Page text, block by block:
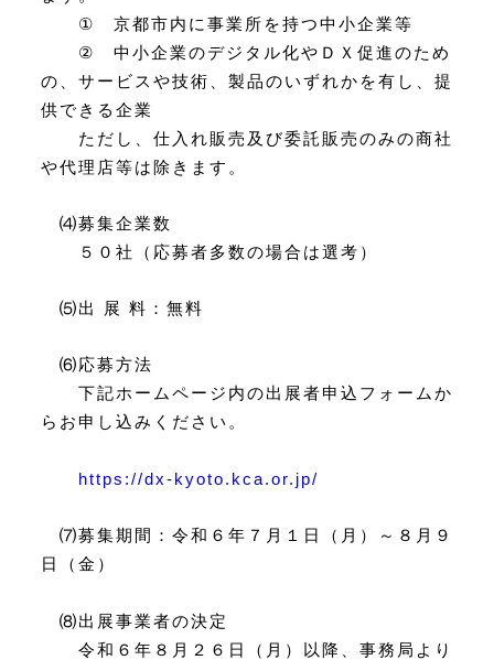
①
京都市内に事業所を持つ中小企業等
②
中小企業のデジタル化やＤＸ促進のため
の、サービスや技術、製品のいずれか を有し、提
供できる企業
ただし、仕入れ販売及び委託販売のみの商社
や代理店等は除きます。
⑷募集企業数
５０社（応募者多数の場合は選考）
⑸出 展 料：無料
⑹応募方法
下記ホームページ内の出展者申込フォームか
らお申し込みください。
https://dx-kyoto.kca.or.jp/
⑺募集期間：令和６年７月１日（月）～８月９
日（金）
⑻出展事業者の決定
令和６年８月２６日（月）以降、事務局より